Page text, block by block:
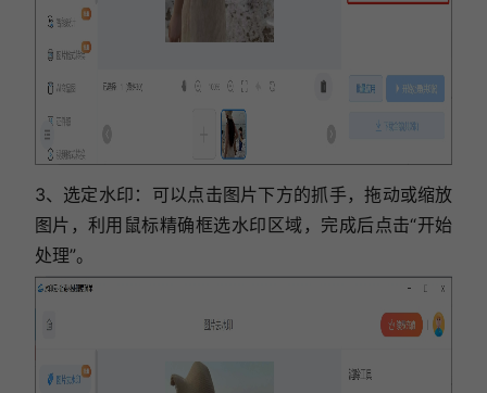
3、选定水印：可以点击图片下方的抓手，拖动或缩放
图片，利用鼠标精确框选水印区域，完成后点击“开始
处理”。